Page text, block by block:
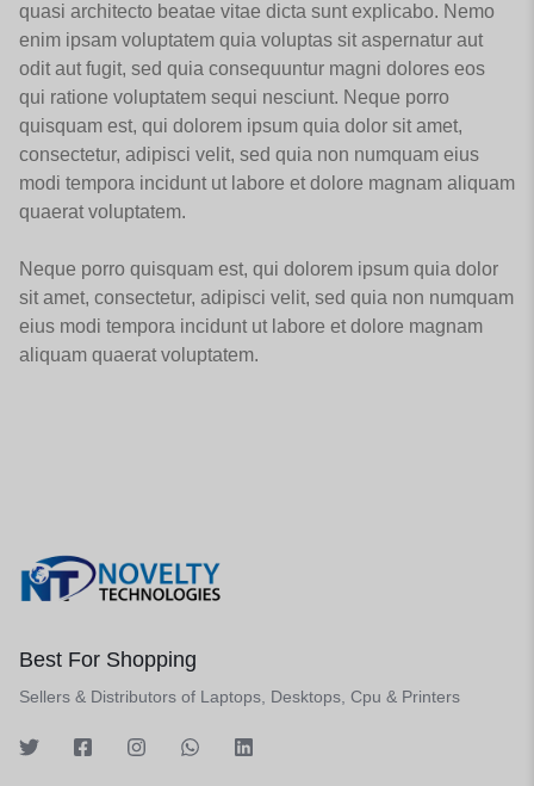
quasi architecto beatae vitae dicta sunt explicabo. Nemo
enim ipsam voluptatem quia voluptas sit aspernatur aut
odit aut fugit, sed quia consequuntur magni dolores eos
qui ratione voluptatem sequi nesciunt. Neque porro
quisquam est, qui dolorem ipsum quia dolor sit amet,
consectetur, adipisci velit, sed quia non numquam eius
modi tempora incidunt ut labore et dolore magnam aliquam
quaerat voluptatem.
Neque porro quisquam est, qui dolorem ipsum quia dolor
sit amet, consectetur, adipisci velit, sed quia non numquam
eius modi tempora incidunt ut labore et dolore magnam
aliquam quaerat voluptatem.
Best For Shopping
Sellers & Distributors of Laptops, Desktops, Cpu & Printers